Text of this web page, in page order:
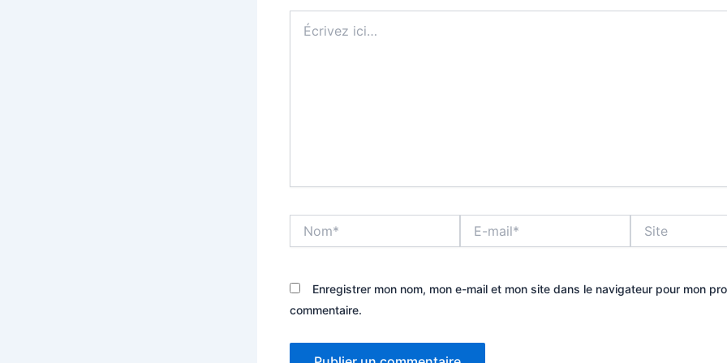
ici…
mail*
Enregistrer mon nom, mon e-mail et mon site dans le navigateur pour mon
commentaire.